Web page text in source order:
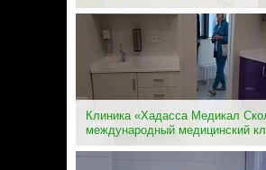
Клиника «Хадасса Медикал
международный медицинский